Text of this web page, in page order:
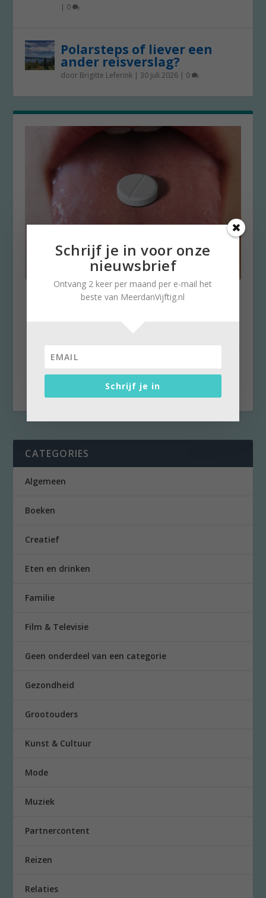
| 0
Polarsteps of liever een
ander reisverslag?
door Brigitte Leferink | 30 juli 2026 | 0
Pijnstillers: weinig mensen
een pijntje Een vage hoofdpijn aan de zijkant
van...
CATEGORIES
Algemeen
Boeken
Creatief
Eten en drinken
Familie
Film & Televisie
Geen onderdeel van een categorie
Gezondheid
Grootouders
Kunst & Cultuur
Mode
Muziek
Partnercontent
Reizen
Relaties
Schrijf je in voor onze
nieuwsbrief
Ontvang 2 keer per maand per e-mail het
beste van MeerdanVijftig.nl
Schrijf je in